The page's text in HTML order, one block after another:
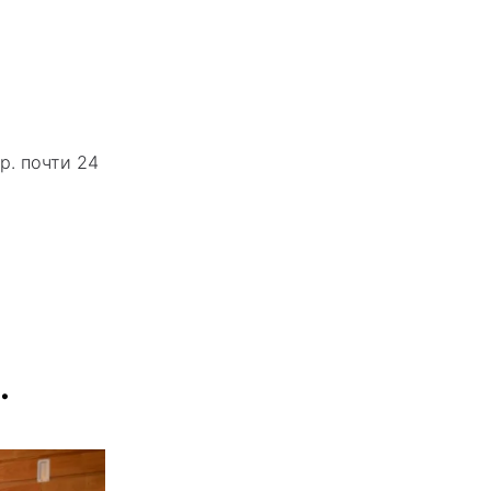
почти 24